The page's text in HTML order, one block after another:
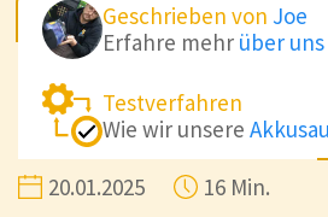
Geschrieben von Joe
Erfahre mehr über uns
Testverfahren
Wie wir unsere
20.01.2025 16 Min.